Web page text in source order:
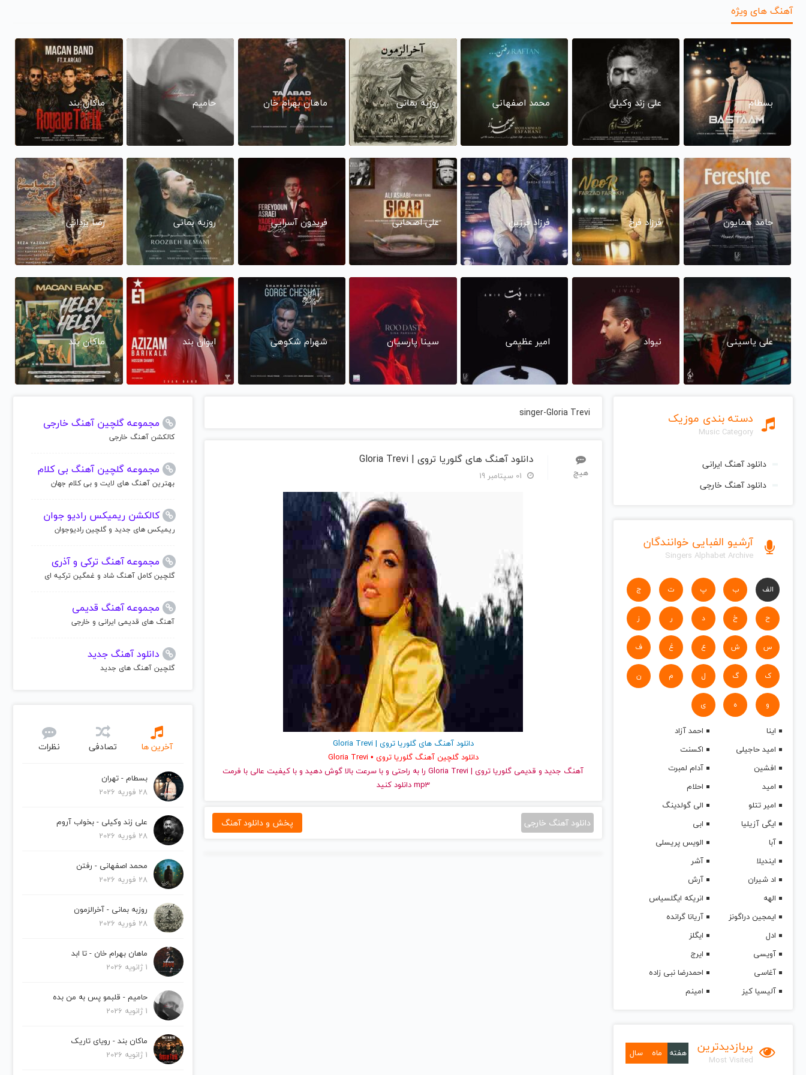
آهنگ های ویژه
بسطام علی زند وکیلی محمد اصفهانی روزبه بمانی ماهان بهرام خان حامیم ماکان بند
حامد همایون فرزاد فرخ فرزاد فرزین علی اصحابی فریدون آسرایی روزبه بمانی رضا یزدانی
علی یاسینی نیواد امیر عظیمی سینا پارسیان شهرام شکوهی ایوان بند ماکان بند
دسته بندی موزیک
Music Category
دانلود آهنگ ایرانی
دانلود آهنگ خارجی
آرشیو الفبایی خوانندگان
Singers Alphabet Archive
الف ب پ ت ج
ح خ د ر ز
س ش ع غ ف
ک گ ل م ن
و ه ی
اینا
احمد آزاد
امید حاجیلی
اکسنت
افشین
آدام لمبرت
امید
احلام
امیر تتلو
الی گولدینگ
ایگی آزیلیا
ابی
آبا
الویس پریسلی
ایندیلا
آشر
اد شیران
آرش
الهه
انریکه ایگلسیاس
ایمجین دراگونز
آریانا گرانده
ادل
ایگلز
آویسی
ایرج
آغاسی
احمدرضا نبی زاده
آلیسیا کیز
امینم
پربازدیدترین
Most Visited
هفته ماه سال
singer-Gloria Trevi
هیچ
دانلود آهنگ های گلوریا تروی | Gloria Trevi
دانلود آهنگ های گلوریا تروی | Gloria Trevi
دانلود گلچین آهنگ گلوریا تروی • Gloria Trevi
آهنگ جدید
و قدیمی گلوریا تروی | Gloria Trevi را به راحتی و با سرعت بالا گوش دهید و با کیفیت عالی با فرمت
mp3 دانلود کنید
دانلود آهنگ خارجی پخش و دانلود آهنگ
مجموعه گلچین آهنگ خارجی
کالکشن آهنگ خارجی
مجموعه گلچین آهنگ بی کلام
بهترین آهنگ های لایت و بی کلام جهان
کالکشن ریمیکس رادیو جوان
ریمیکس های جدید و گلچین رادیوجوان
مجموعه آهنگ ترکی و آذری
گلچین کامل آهنگ شاد و غمگین ترکیه ای
مجموعه آهنگ قدیمی
آهنگ های قدیمی ایرانی و خارجی
دانلود آهنگ جدید
گلچین آهنگ های جدید
آخرین ها تصادفی نظرات
بسطام - تهران
28 فوریه 2026
علی زند وکیلی - بخواب آروم
28 فوریه 2026
محمد اصفهانی - رفتن
28 فوریه 2026
روزبه بمانی - آخرالزمون
28 فوریه 2026
ماهان بهرام خان - تا ابد
1 ژانویه 2026
حامیم - قلبمو پس به من بده
1 ژانویه 2026
ماکان بند - رویای تاریک
1 ژانویه 2026